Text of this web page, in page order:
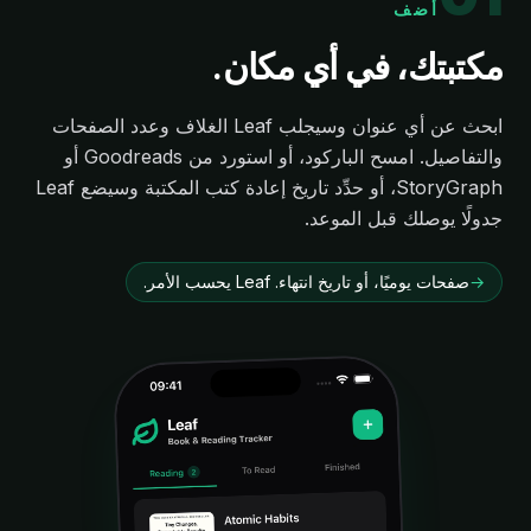
أضف
مكتبتك، في أي مكان.
ابحث عن أي عنوان وسيجلب Leaf الغلاف وعدد الصفحات
والتفاصيل. امسح الباركود، أو استورد من Goodreads أو
StoryGraph، أو حدِّد تاريخ إعادة كتب المكتبة وسيضع Leaf
جدولًا يوصلك قبل الموعد.
→صفحات يوميًا، أو تاريخ انتهاء. Leaf يحسب الأمر.